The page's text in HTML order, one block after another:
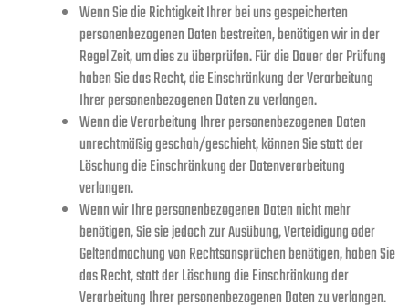
Wenn Sie die Richtigkeit Ihrer bei uns gespeicherten
personenbezogenen Daten bestreiten, benötigen wir in der
Regel Zeit, um dies zu überprüfen. Für die Dauer der Prüfung
haben Sie das Recht, die Einschränkung der Verarbeitung
Ihrer personenbezogenen Daten zu verlangen.
Wenn die Verarbeitung Ihrer personenbezogenen Daten
unrechtmäßig geschah/geschieht, können Sie statt der
Löschung die Einschränkung der Datenverarbeitung
verlangen.
Wenn wir Ihre personenbezogenen Daten nicht mehr
benötigen, Sie sie jedoch zur Ausübung, Verteidigung oder
Geltendmachung von Rechtsansprüchen benötigen, haben Sie
das Recht, statt der Löschung die Einschränkung der
Verarbeitung Ihrer personenbezogenen Daten zu verlangen.